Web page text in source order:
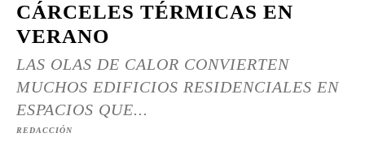
CÁRCELES TÉRMICAS EN
VERANO
LAS OLAS DE CALOR CONVIERTEN
MUCHOS EDIFICIOS RESIDENCIALES EN
ESPACIOS QUE...
REDACCIÓN